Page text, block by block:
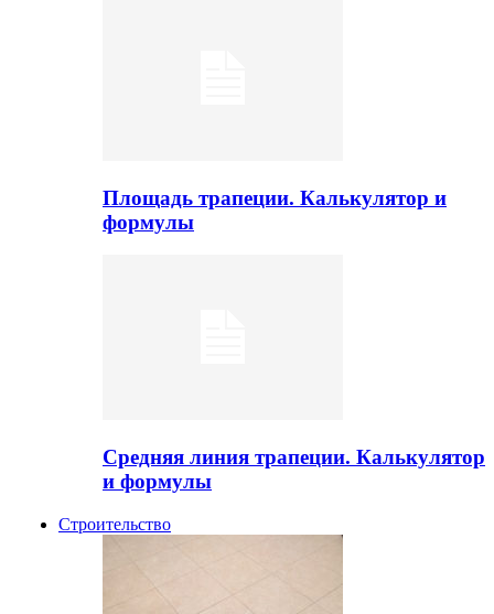
Площадь трапеции. Калькулятор и
формулы
Средняя линия трапеции. Калькулятор
и формулы
Строительство